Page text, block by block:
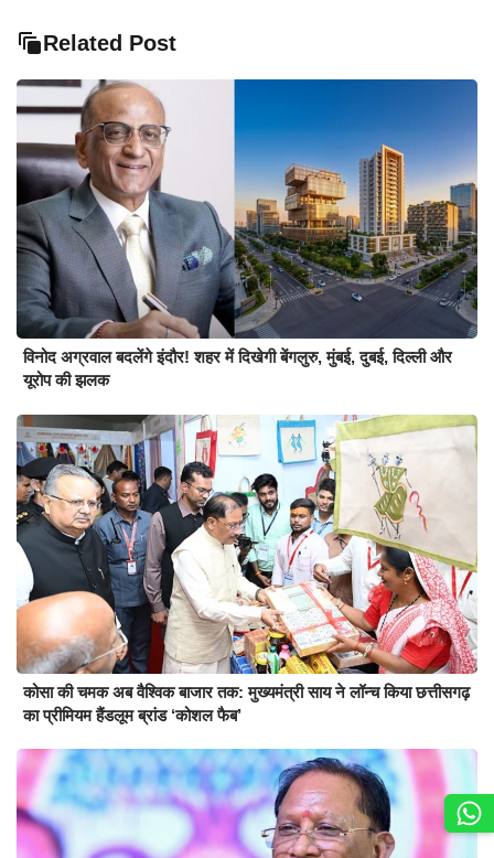
Related Post
विनोद अग्रवाल बदलेंगे इंदौर! शहर में दिखेगी बेंगलुरु, मुंबई, दुबई, दिल्ली और
यूरोप की झलक
कोसा की चमक अब वैश्विक बाजार तक: मुख्यमंत्री साय ने लॉन्च किया छत्तीसगढ़
का प्रीमियम हैंडलूम ब्रांड ‘कोशल फैब’